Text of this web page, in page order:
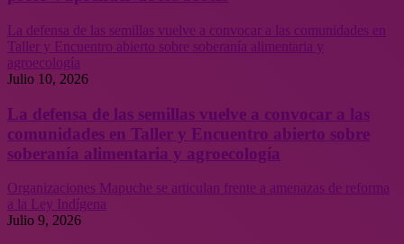
La defensa de las semillas vuelve a convocar a las comunidades en
Taller y Encuentro abierto sobre soberanía alimentaria y
agroecología
Julio 10, 2026
La defensa de las semillas vuelve a convocar a las
comunidades en Taller y Encuentro abierto sobre
soberanía alimentaria y agroecología
Organizaciones Mapuche se articulan frente a amenazas de reforma
a la Ley Indígena
Julio 9, 2026